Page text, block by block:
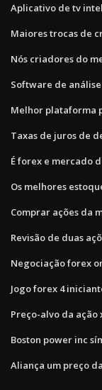
Aplicativo de tv
Maiores trocas de
Nós criadores do
Software de
Melhor plataforma
Taxas de juros de
É forex e mercado
Os melhores
Comprar ações da
Revisão de duas
Negociação forex
Jogo forex 4
Preço-alvo da ação
Boston power inc
Aliança um preço